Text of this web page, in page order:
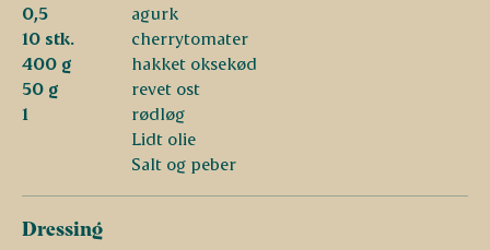
0,5
agurk
10 stk.
cherrytomater
400 g
hakket oksekød
50 g
revet ost
1
rødløg
Lidt olie
Salt og peber
Dressing